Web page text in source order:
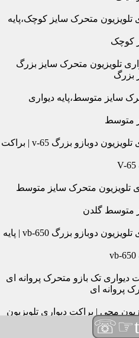
متحرک سایز کوچک،پایه
کوچک
تلویزیون متحرک سایز بزرگ
بزرگ
سایز متوسط،پایه دیواری
متوسط
قیمت و خرید براکت دیواری تلویزیون دوبازو بزرگ v-65 | براکت
تلویزیون متحرک سایز متوسط
متوسط گلدن
قیمت و خرید براکت دیواری تلویزیون دوبازو بزرگ vb-650 | پایه
دیواری تک بازو متحرک پروانه ای
پروانه ای
مچی | براکت دیواری تلویزیون
☞☏